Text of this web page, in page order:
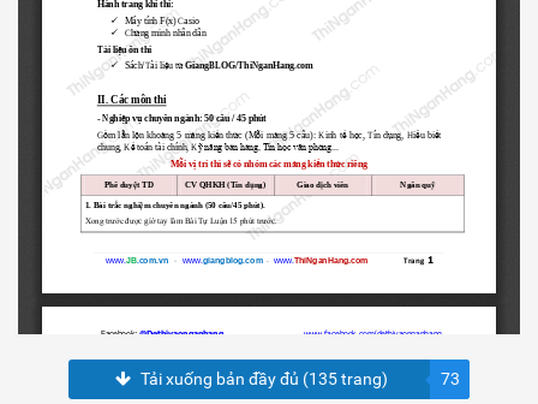
Tải xuống bản đầy đủ (135 trang) 73